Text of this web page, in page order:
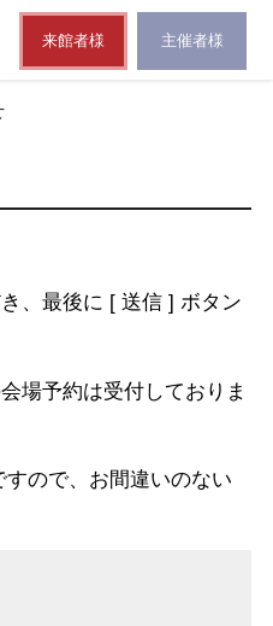
来館者様 主催者様
、最後に [ 送信 ] ボタン
場予約は受付しておりま
ので、お間違いのない